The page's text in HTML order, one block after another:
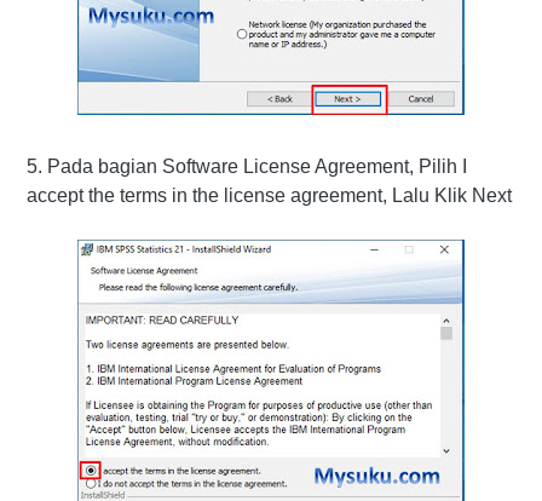
5. Pada bagian Software License Agreement, Pilih I
accept the terms in the license agreement, Lalu Klik Next